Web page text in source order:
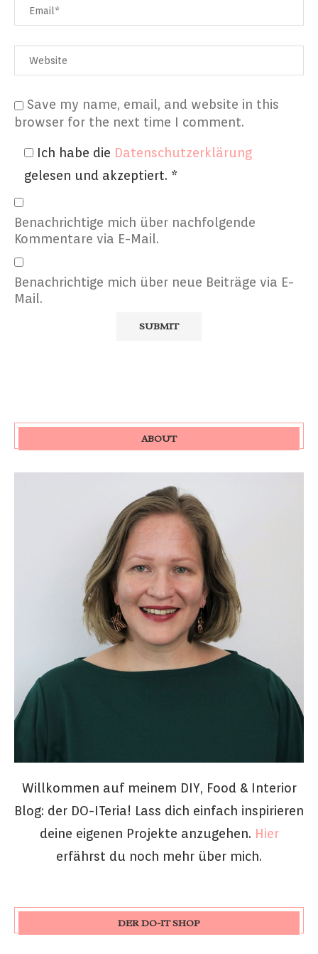
Save my name, email, and website in this
browser for the next time I comment.
Ich habe die Datenschutzerklärung
gelesen und akzeptiert. *
Benachrichtige mich über nachfolgende
Kommentare via E-Mail.
Benachrichtige mich über neue Beiträge via E-
Mail.
ABOUT
Willkommen auf meinem DIY, Food & Interior
Blog: der DO-ITeria! Lass dich einfach inspirieren
deine eigenen Projekte anzugehen. Hier
erfährst du noch mehr über mich.
DER DO-IT SHOP